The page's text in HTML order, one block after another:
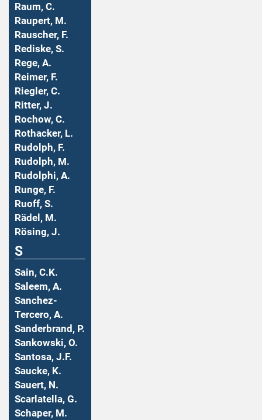
Raum, C.
Raupert, M.
Rauscher, F.
Rediske, S.
Rege, A.
Reimer, F.
Riegler, C.
Ritter, J.
Rochow, C.
Rothacker, L.
Rudolph, F.
Rudolph, M.
Rudolphi, A.
Runge, F.
Ruoff, S.
Rädel, M.
Rösing, J.
S
Sain, C.K.
Saleem, A.
Sanchez-
Tercero, A.
Sanderbrand, P.
Sankowski, O.
Santosa, J.F.
Saucke, K.
Sauert, N.
Scarlatella, G.
Schaper, M.